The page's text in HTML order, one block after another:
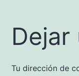
Tu dirección de